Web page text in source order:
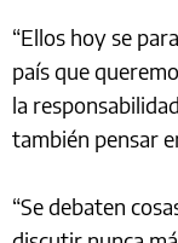
“Ellos hoy se
país que
la
también pensar
“Se debaten